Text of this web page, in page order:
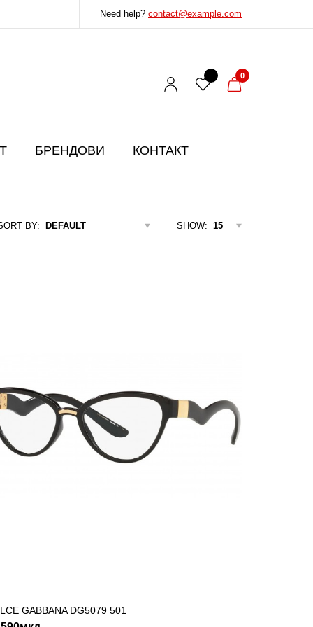
Need help? contact@example.com
0
БРЕНДОВИ КОНТАКТ
BY: SHOW:
ДОДАДИ ВО КОШНИЧКА
GABBANA DG5079 501